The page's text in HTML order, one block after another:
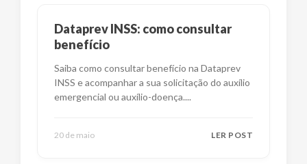
Dataprev INSS: como consultar
benefício
Saiba como consultar benefício na Dataprev
INSS e acompanhar a sua solicitação do auxílio
emergencial ou auxílio-doença....
20 de maio LER POST